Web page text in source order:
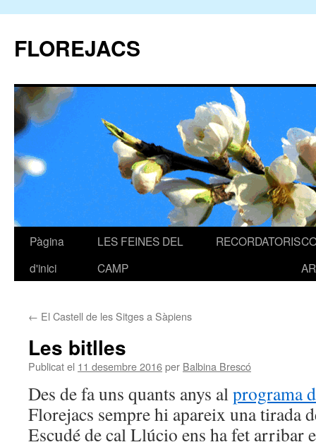
FLOREJACS
Vés
Pàgina
d'inici
LES FEINES DEL
CAMP
RECORDATORIS
← El Castell de les Sitges a Sàpiens
Les bitlles
Publicat el 11 desembre 2016per Balbina Brescó
Des de fa uns quants anys alprograma
Florejacs sempre hi apareix una tirada
Escudé de cal Llúcio ens ha fet arribar